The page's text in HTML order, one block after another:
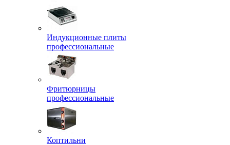
Индукционные плиты
профессиональные
Фритюрницы
профессиональные
Коптильни